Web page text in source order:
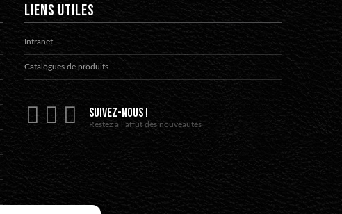
LIENS UTILES
Intranet
Catalogues de produits
SUIVEZ-NOUS !
Restez à l’affût des nouveautés